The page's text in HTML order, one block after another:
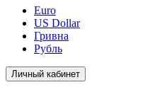
Euro
US Dollar
Гривна
Рубль
Личный кабинет